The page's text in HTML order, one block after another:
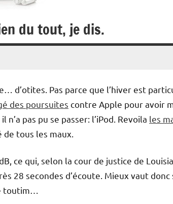
du tout, je dis.
d’otites. Pas parce que l’hiver est
des poursuites contre Apple pour avoir
pas pu se passer: l’iPod. Revoila les
tous les maux.
ce qui, selon la cour de justice de
28 secondes d’écoute. Mieux vaut donc
toutim…